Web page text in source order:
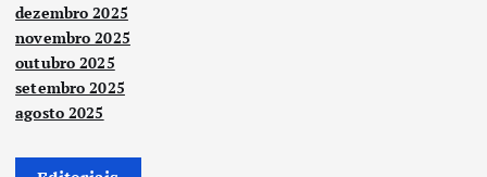
dezembro 2025
novembro 2025
outubro 2025
setembro 2025
agosto 2025